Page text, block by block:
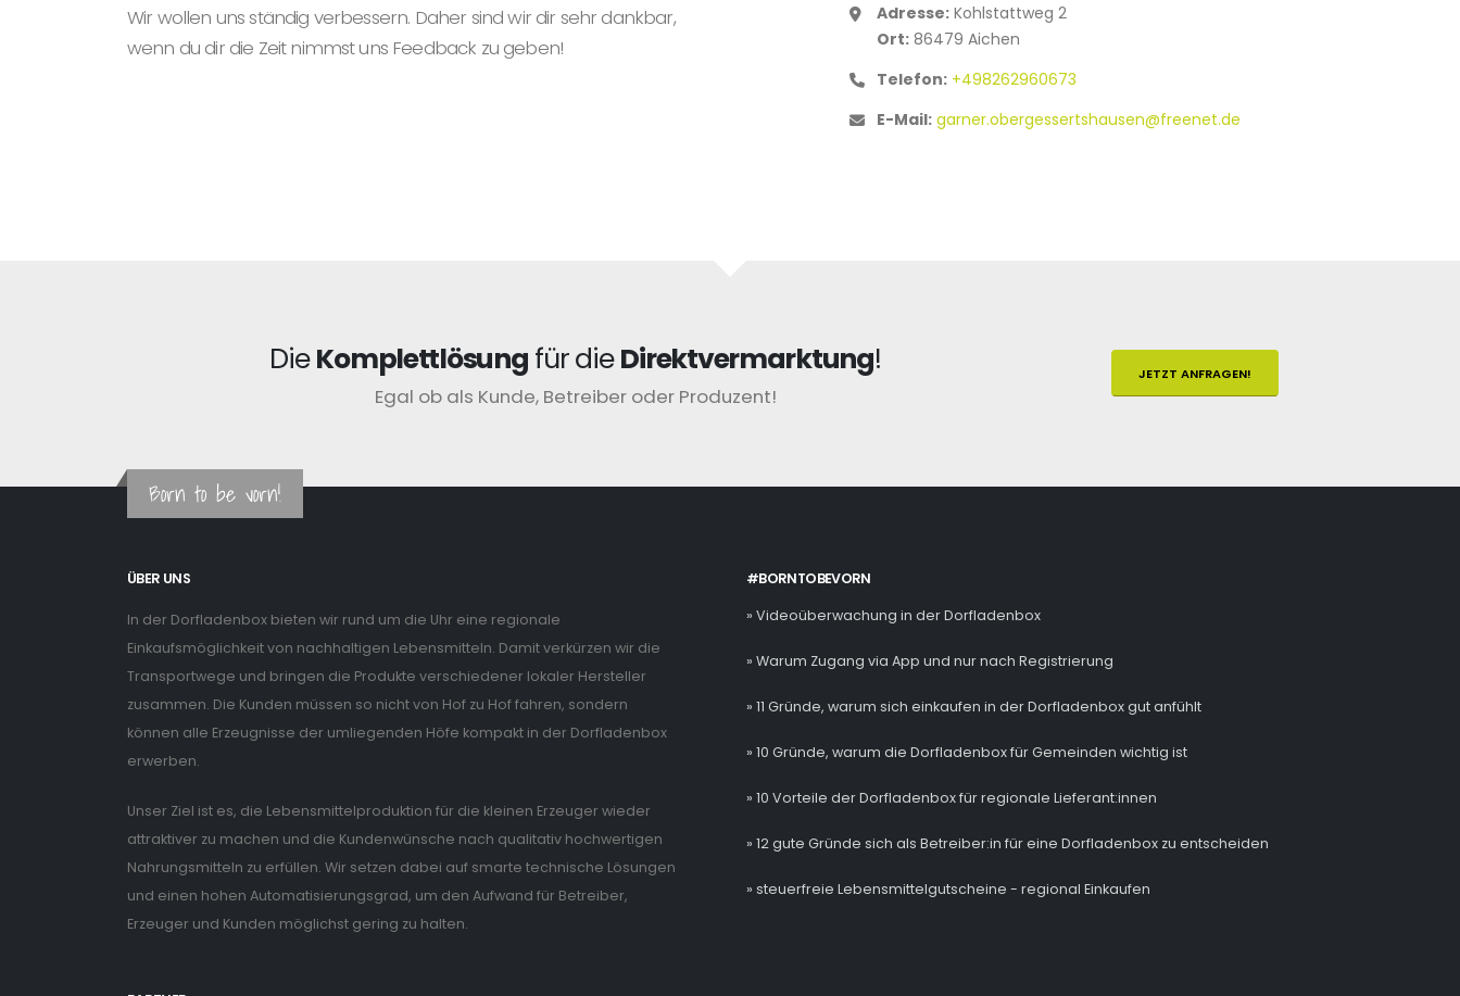
Wir wollen uns ständig verbessern. Daher sind wir dir sehr dankbar,
wenn du dir die Zeit nimmst uns Feedback zu geben!
Adresse: Kohlstattweg 2
Ort: 86479 Aichen
Telefon: +498262960673
E-Mail: garner.obergessertshausen@freenet.de
DieKomplettlösung für dieDirektvermarktung!
Egal ob als Kunde, Betreiber oder Produzent!
JETZT ANFRAGEN!
Born to be vorn!
ÜBER UNS
In der Dorfladenbox bieten wir rund um die Uhr eine regionale
Einkaufsmöglichkeit von nachhaltigen Lebensmitteln. Damit verkürzen wir die
Transportwege und bringen die Produkte verschiedener lokaler Hersteller
zusammen. Die Kunden müssen so nicht von Hof zu Hof fahren, sondern
können alle Erzeugnisse der umliegenden Höfe kompakt in der Dorfladenbox
erwerben.
Unser Ziel ist es, die Lebensmittelproduktion für die kleinen Erzeuger wieder
attraktiver zu machen und die Kundenwünsche nach qualitativ hochwertigen
Nahrungsmitteln zu erfüllen. Wir setzen dabei auf smarte technische Lösungen
und einen hohen Automatisierungsgrad, um den Aufwand für Betreiber,
Erzeuger und Kunden möglichst gering zu halten.
#BORNTOBEVORN
» Videoüberwachung in der Dorfladenbox
» Warum Zugang via App und nur nach Registrierung
» 11 Gründe, warum sich einkaufen in der Dorfladenbox gut anfühlt
» 10 Gründe, warum die Dorfladenbox für Gemeinden wichtig ist
» 10 Vorteile der Dorfladenbox für regionale Lieferant:innen
» 12 gute Gründe sich als Betreiber:in für eine Dorfladenbox zu entscheiden
» steuerfreie Lebensmittelgutscheine - regional Einkaufen